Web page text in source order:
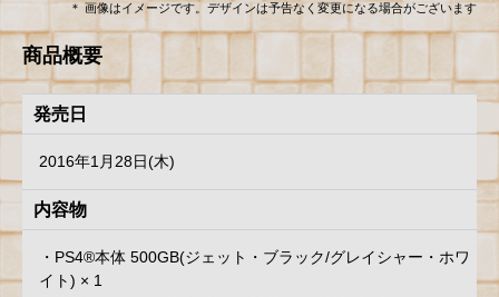
＊ 画像はイメージです。デザインは予告なく変更になる場合がございます
商品概要
発売日
2016年1月28日(木)
内容物
・PS4®本体 500GB(ジェット・ブラック/グレイシャー・ホワ
イト) × 1